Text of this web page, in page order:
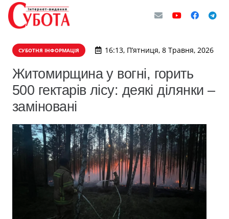
СУБОТНЯ ІНФОРМАЦІЯ 16:13, П’ятниця, 8 Травня, 2026
Житомирщина у вогні, горить
500 гектарів лісу: деякі ділянки –
заміновані